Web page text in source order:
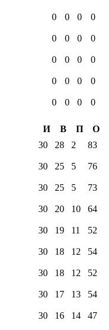
0 0 0 0
0 0 0 0
0 0 0 0
0 0 0 0
0 0 0
0
И В П
О
30 28 2 83
30 25 5 76
30 25 5 73
30 20 10 64
30 19 11 52
30 18 12 54
30 18 12 52
30 17 13 54
30 16 14 47